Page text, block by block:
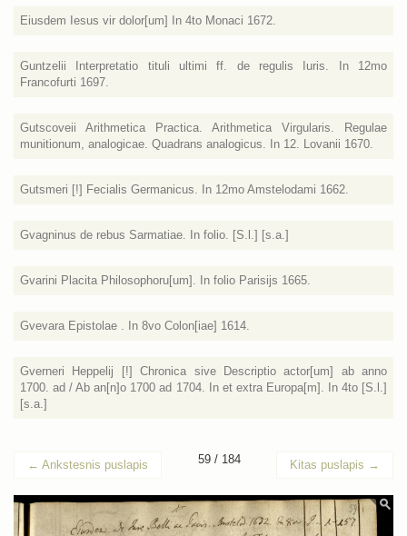
Eiusdem Iesus vir dolor[um] In 4to Monaci 1672.
Guntzelii Interpretatio tituli ultimi ff. de regulis Iuris. In 12mo
Francofurti 1697.
Gutscoveii Arithmetica Practica. Arithmetica Virgularis. Regulae
munitionum, analogicae. Quadrans analogicus. In 12. Lovanii 1670.
Gutsmeri [!] Fecialis Germanicus. In 12mo Amstelodami 1662.
Gvagninus de rebus Sarmatiae. In folio. [S.l.] [s.a.]
Gvarini Placita Philosophoru[um]. In folio Parisijs 1665.
Gvevara Epistolae . In 8vo Colon[iae] 1614.
Gverneri Heppelij [!] Chronica sive Descriptio actor[um] ab anno
1700. ad / Ab an[n]o 1700 ad 1704. In et extra Europa[m]. In 4to [S.l.]
[s.a.]
← Ankstesnis puslapis 59 / 184 Kitas puslapis →